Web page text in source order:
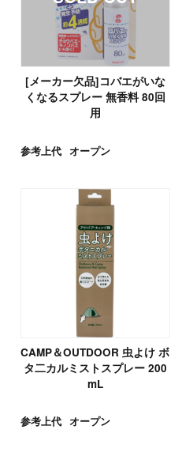
[メーカー欠品]コバエがいな
くなるスプレー 無香料 80回
用
参考上代 オープン
CAMP＆OUTDOOR 虫よけ ボ
タ二カルミストスプレー 200
mL
参考上代 オープン